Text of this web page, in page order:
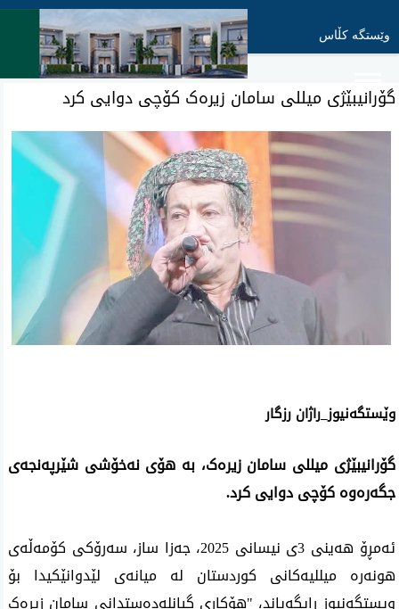
وێستگە کڵاس
گۆرانیبێژی میللی سامان زیرەک کۆچی دوایی کرد
وێستگەنیوز_راژان رزگار
گۆرانیبێژی میللی سامان زیرەک، بە هۆی نەخۆشی شێرپەنجەی
جگەرەوە کۆچی دوایی کرد.
ئەمڕۆ هەینی 3ی نیسانی 2025، جەزا ساز، سەرۆکی کۆمەڵەی
هونەرە میللیەکانی کوردستان لە میانەی لێدوانێکیدا بۆ
ویستگەنیوز رایگەیاند، "هۆکاری گیانلەدەستدانی سامان زیرەک